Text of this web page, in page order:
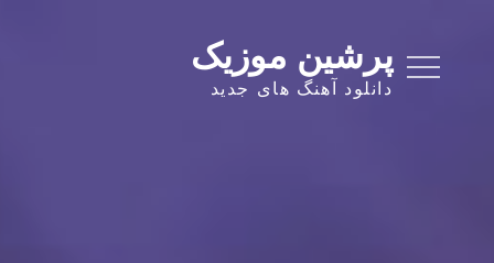
content
پرشین موزیک
دانلود آهنگ های جدید